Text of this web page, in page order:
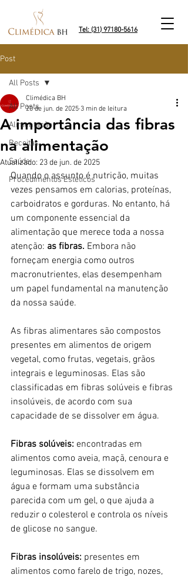
Tel: (31) 97180-5616
Post
All Posts
Alimentação
Receitas
Saúde
Procedimentos Estéticos
All Posts
A importância das fibras
na alimentação
Climédica BH
20 de jun. de 2025 3 min de leitura
Atualizado: 23 de jun. de 2025
Quando o assunto é nutrição, muitas
vezes pensamos em calorias, proteínas,
carboidratos e gorduras. No entanto, há
um componente essencial da
alimentação que merece toda a nossa
atenção: as fibras. Embora não
forneçam energia como outros
macronutrientes, elas desempenham
um papel fundamental na manutenção
da nossa saúde.
As fibras alimentares são compostos
presentes em alimentos de origem
vegetal, como frutas, vegetais, grãos
integrais e leguminosas. Elas são
classificadas em fibras solúveis e fibras
insolúveis, de acordo com sua
capacidade de se dissolver em água.
Fibras solúveis: encontradas em
alimentos como aveia, maçã, cenoura e
leguminosas. Elas se dissolvem em
água e formam uma substância
parecida com um gel, o que ajuda a
reduzir o colesterol e controla os níveis
de glicose no sangue.
Fibras insolúveis: presentes em
alimentos como farelo de trigo, nozes,